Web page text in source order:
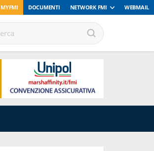
MYFMI DOCUMENTI NETWORK FMI WEBMAIL